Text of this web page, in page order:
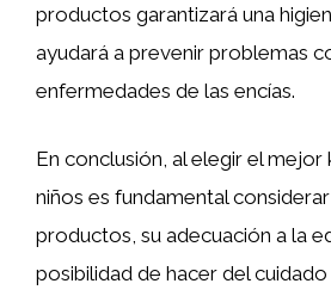
productos garantizará una
ayudará a prevenir problemas
enfermedades de las encías.
En conclusión, al elegir el mejor
niños es fundamental
productos, su adecuación a la
posibilidad de hacer del cuidado